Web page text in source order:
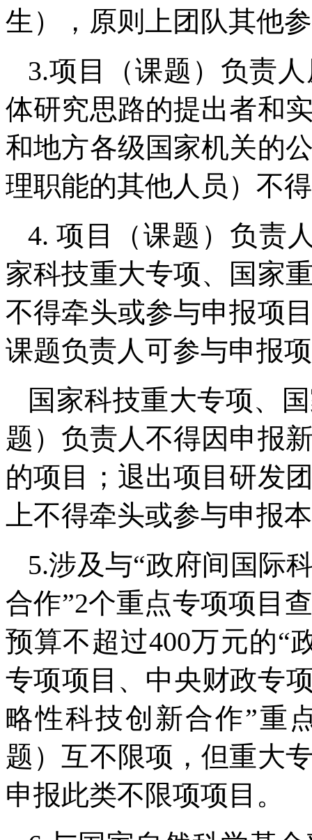
生），原则上团队其他
3.项目（课题）负责
体研究思路的提出者和
和地方各级国家机关的
理职能的其他人员）不
4. 项目（课题）负责
家科技重大专项、国家
不得牵头或参与申报项
课题负责人可参与申报
国家科技重大专项、
题）负责人不得因申报
的项目；退出项目研发
上不得牵头或参与申报
5.涉及与“政府间国际
合作”2个重点专项项目
预算不超过400万元的“
专项项目、中央财政专
略性科技创新合作”重
题）互不限项，但重大
申报此类不限项项目。